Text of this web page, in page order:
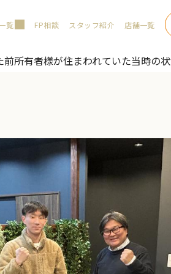
覧 FP相談 スタッフ紹介 店舗一覧
所有者様が住まわれていた当時